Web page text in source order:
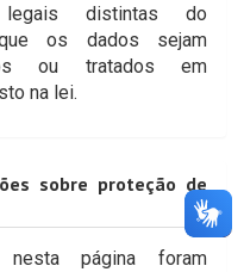
distintas do
os dados sejam
ou tratados em
na lei.
sobre proteção de
página foram